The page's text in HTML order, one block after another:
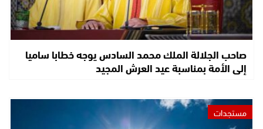
صاحب الجلالة الملك محمد السادس يوجه خطابا ساميا
إلى الأمة بمناسبة عيد العرش المجيد
مستجدات